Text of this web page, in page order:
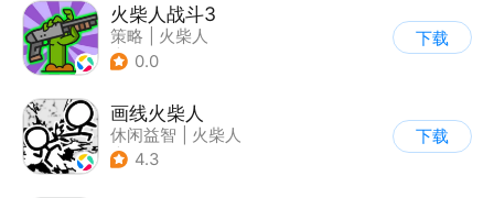
火柴人战斗3
策略
火柴人
| 指动网络
0.0
下载
画线火柴人
休闲益智
火柴人
| DIY
4.3
下载